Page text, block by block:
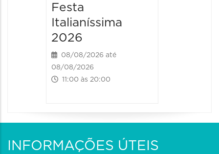
Festa
Italianíssima
2026
08/08/2026 até
08/08/2026
11:00 às 20:00
INFORMAÇÕES ÚTEIS